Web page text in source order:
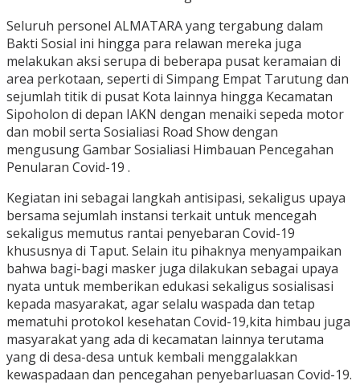
Seluruh personel ALMATARA yang tergabung dalam
Bakti Sosial ini hingga para relawan mereka juga
melakukan aksi serupa di beberapa pusat keramaian di
area perkotaan, seperti di Simpang Empat Tarutung dan
sejumlah titik di pusat Kota lainnya hingga Kecamatan
Sipoholon di depan IAKN dengan menaiki sepeda motor
dan mobil serta Sosialiasi Road Show dengan
mengusung Gambar Sosialiasi Himbauan Pencegahan
Penularan Covid-19 .
Kegiatan ini sebagai langkah antisipasi, sekaligus upaya
bersama sejumlah instansi terkait untuk mencegah
sekaligus memutus rantai penyebaran Covid-19
khususnya di Taput. Selain itu pihaknya menyampaikan
bahwa bagi-bagi masker juga dilakukan sebagai upaya
nyata untuk memberikan edukasi sekaligus sosialisasi
kepada masyarakat, agar selalu waspada dan tetap
mematuhi protokol kesehatan Covid-19,kita himbau juga
masyarakat yang ada di kecamatan lainnya terutama
yang di desa-desa untuk kembali menggalakkan
kewaspadaan dan pencegahan penyebarluasan Covid-19.